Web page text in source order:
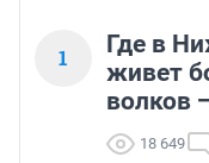
1
Где в
живет
волков
18 649